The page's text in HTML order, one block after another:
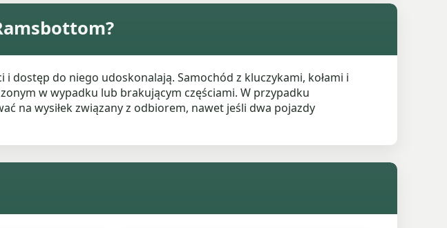
dostęp do niego udoskonalają. Samochód z kluczykami, kołami i
w wypadku lub brakującym częściami. W przypadku
na wysiłek związany z odbiorem, nawet jeśli dwa pojazdy